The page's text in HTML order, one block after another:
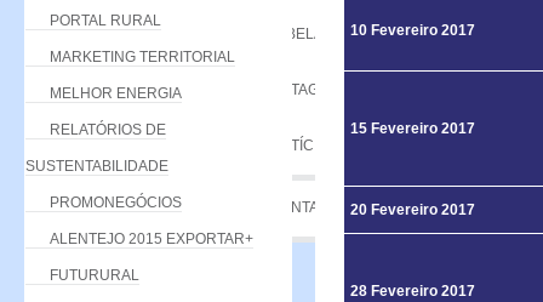
TABELA DE QUOTAS
LISTAGEM
NOTÍCIAS
CONTACTE-NOS
PORTAL RURAL
MARKETING TERRITORIAL
MELHOR ENERGIA
RELATÓRIOS DE
SUSTENTABILIDADE
PROMONEGÓCIOS
ALENTEJO 2015 EXPORTAR+
FUTURURAL
10 Fevereiro 2017
15 Fevereiro 2017
20 Fevereiro 2017
28 Fevereiro 2017